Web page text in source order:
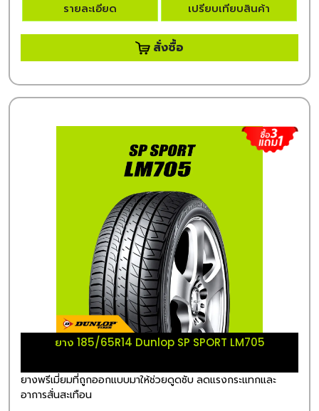
รายละเอียด เปรียบเทียบสินค้า
สั่งซื้อ
ยาง 185/65R14 Dunlop SP SPORT LM705
ยางพรีเมี่ยมที่ถูกออกแบบมาให้ช่วยดูดซับ ลดแรงกระแทกและ
อาการสั่นสะเทือน